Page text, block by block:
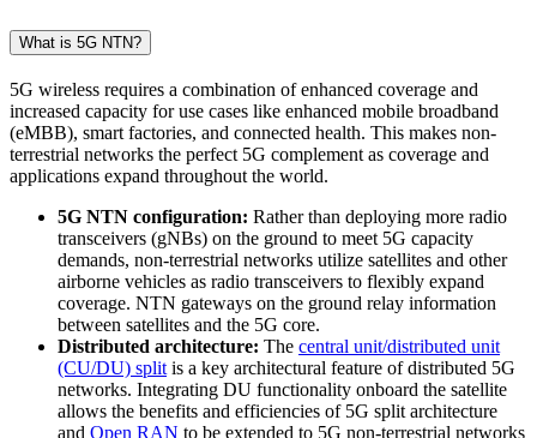
What is 5G NTN?
5G wireless requires a combination of enhanced coverage and
increased capacity for use cases like enhanced mobile broadband
(eMBB), smart factories, and connected health. This makes non-
terrestrial networks the perfect 5G complement as coverage and
applications expand throughout the world.
5G NTN configuration: Rather than deploying more radio
transceivers (gNBs) on the ground to meet 5G capacity
demands, non-terrestrial networks utilize satellites and other
airborne vehicles as radio transceivers to flexibly expand
coverage. NTN gateways on the ground relay information
between satellites and the 5G core.
Distributed architecture: The central unit/distributed unit
(CU/DU) split is a key architectural feature of distributed 5G
networks. Integrating DU functionality onboard the satellite
allows the benefits and efficiencies of 5G split architecture
and Open RAN to be extended to 5G non-terrestrial networks